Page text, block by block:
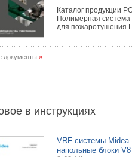
Каталог продукции
Полимерная система
для
документы »
в инструкциях
VRF-системы Midea
напольные блоки V8